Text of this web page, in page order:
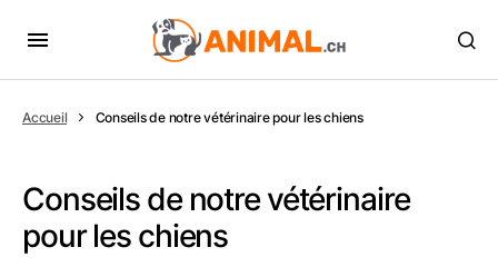
Accueil Conseils de notre vétérinaire pour les chiens
Conseils de notre vétérinaire
pour les chiens